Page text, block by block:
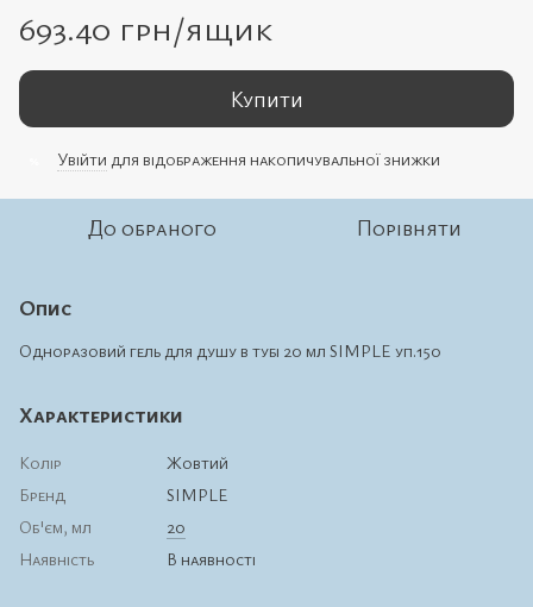
693.40 грн/ящик
Купити
Увійти для відображення накопичувальної знижки
До обраного Порівняти
Опис
Одноразовий гель для душу в тубі 20 мл SIMPLE уп.150
Характеристики
Колір
Жовтий
Бренд
SIMPLE
Об'єм, мл
20
Наявність
В наявності